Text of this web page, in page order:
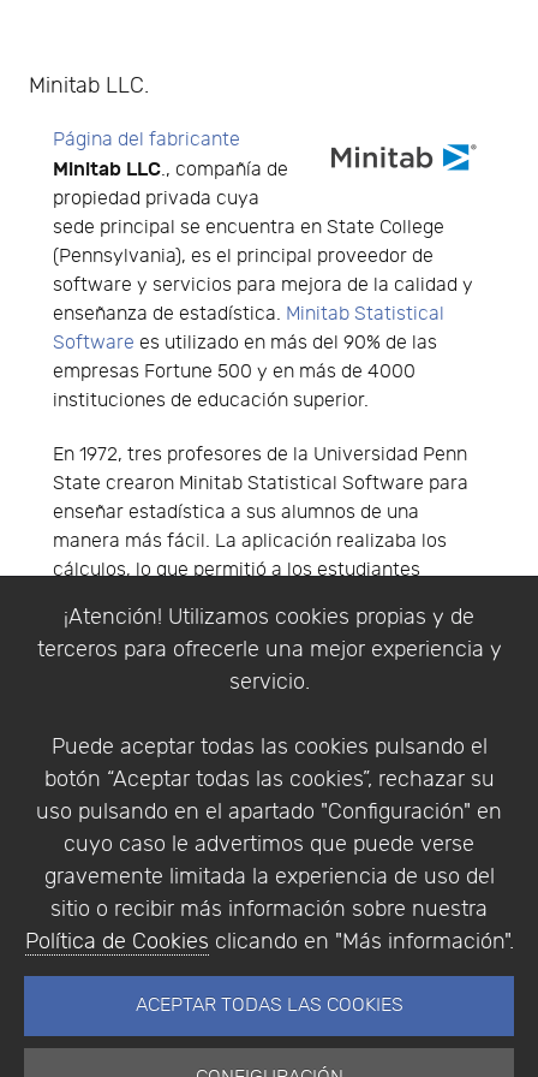
¡Atención! Utilizamos cookies propias y de
terceros para ofrecerle una mejor experiencia y
servicio.
Puede aceptar todas las cookies pulsando el
botón “Aceptar todas las cookies”, rechazar su
uso pulsando en el apartado "Configuración" en
cuyo caso le advertimos que puede verse
gravemente limitada la experiencia de uso del
sitio o recibir más información sobre nuestra
Política de Cookies clicando en "Más información".
ACEPTAR TODAS LAS COOKIES
Minitab LLC.
Página del fabricante
Minitab LLC., compañía de
propiedad privada cuya
sede principal se encuentra en State College
(Pennsylvania), es el principal proveedor de
software y servicios para mejora de la calidad y
enseñanza de estadística. Minitab Statistical
Software es utilizado en más del 90% de las
empresas Fortune 500 y en más de 4000
instituciones de educación superior.
En 1972, tres profesores de la Universidad Penn
State crearon Minitab Statistical Software para
enseñar estadística a sus alumnos de una
manera más fácil. La aplicación realizaba los
cálculos, lo que permitió a los estudiantes
y lo que pueden revelar acerca del mundo. El
software fue adoptado rápidamente por otras
instituciones de educación superior y
enseñan y realizan los análisis de datos.
En la actualidad, Minitab continúa facilitando el
descubrimiento y la transformación. Miles de
empresas utilizan Minitab,Quality Companion y
Quality Trainerpara descubrir defectos en sus
procesos a fin de mejorarlos.
como el mejor proveedor de servicio al cliente
capacitación y soporte técnico.